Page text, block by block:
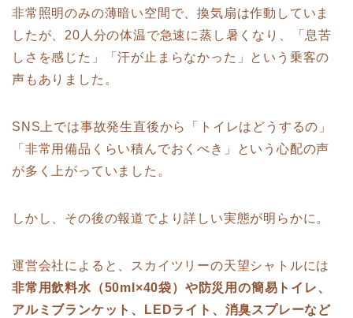
非常照明のみの薄暗い空間で、換気扇は作動していま
したが、20人分の体温で急速に蒸し暑くなり、「息苦
しさを感じた」「汗が止まらなかった」という乗客の
声もありました。
SNS上では事故発生直後から「トイレはどうするの」
「非常用備品くらい積んでおくべき」という心配の声
が多く上がっていました。
しかし、その後の報道でより詳しい実態が明らかに。
運営会社によると、スカイツリーの天望シャトルには
非常用飲料水（50ml×40袋）や防災用の簡易トイレ、
アルミブランケット、LEDライト、消臭スプレーなど